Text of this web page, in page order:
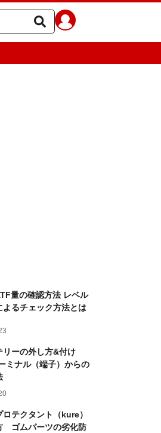
量の確認方法 レベル
よるチェック方法とは
リーの外し方&付け
ミナル（端子）からの
ロテクタント（kure）
ゴムパーツの劣化防